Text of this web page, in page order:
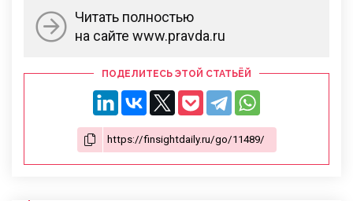
Читать полностью
на сайте www.pravda.ru
ПОДЕЛИТЕСЬ ЭТОЙ СТАТЬЁЙ